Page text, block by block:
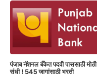
पंजाब नॅशनल बँकेत पदवी पाससाठी मोठी
संधी ! 545 जागांसाठी भरती